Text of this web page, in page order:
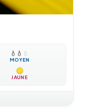
💧 💧 💧
MOYEN
JAUNE